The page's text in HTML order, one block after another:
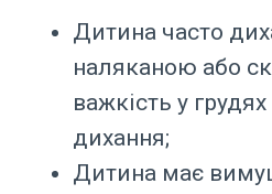
Дитина часто
наляканою або
важкість у
дихання;
Дитина має